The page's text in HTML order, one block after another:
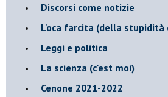
Discorsi come notizie
L'oca farcita (della stupidità
Leggi e politica
La scienza (c'est moi)
Cenone 2021-2022